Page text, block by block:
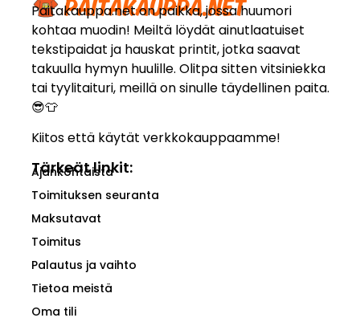
Paitakauppa.net on paikka, jossa huumori
kohtaa muodin! Meiltä löydät ainutlaatuiset
tekstipaidat ja hauskat printit, jotka saavat
takuulla hymyn huulille. Olitpa sitten vitsiniekka
tai tyylitaituri, meillä on sinulle täydellinen paita.
😎👕
Kiitos että käytät verkkokauppaamme!
Tärkeät linkit:
Ajankohtaista
Toimituksen seuranta
Maksutavat
Toimitus
Palautus ja vaihto
Tietoa meistä
Oma tili